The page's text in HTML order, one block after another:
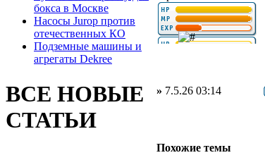
бокса в Москве
Насосы Jurop против
отечественных КО
Подземные машины и
агрегаты Dekree
ВСЕ НОВЫЕ
СТАТЬИ
» 7.5.26 03:14
Похожие темы